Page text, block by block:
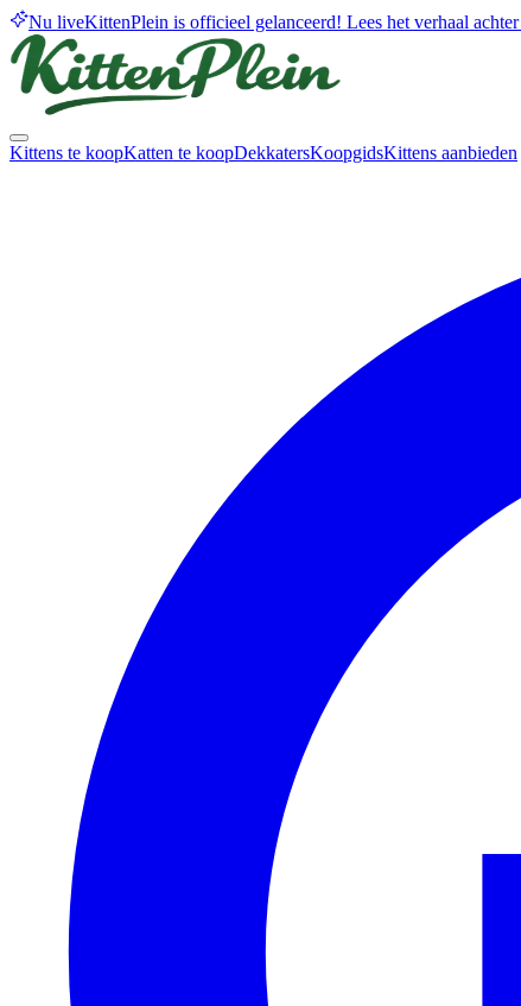
Nu liveKittenPlein is officieel gelanceerd! Lees het verhaal
Kittens te koopKatten te koopDekkatersKoopgidsKittens aanbieden